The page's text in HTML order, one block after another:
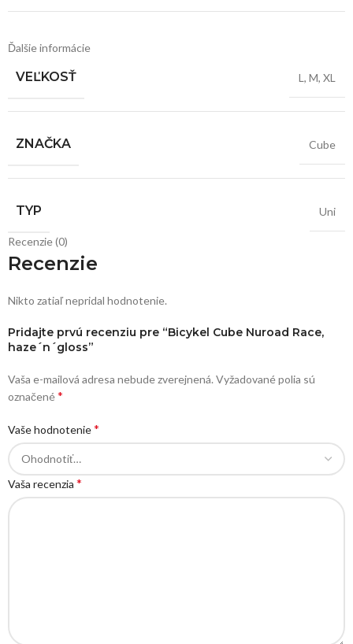
Ďalšie informácie
VEĽKOSŤ L , M, XL
ZNAČKA Cube
TYP Uni
Recenzie (0)
Recenzie
Nikto zatiaľ nepridal hodnotenie.
Pridajte prvú recenziu pre “Bicykel Cube Nuroad Race,
haze´n´gloss”
Vaša e-mailová adresa nebude zverejnená. Vyžadované polia sú
označené*
Vaše hodnotenie*
Vaša recenzia *